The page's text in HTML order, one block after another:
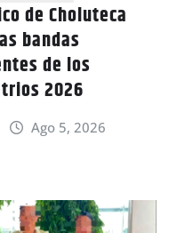
de Choluteca
bandas
de los
2026
Ago 5, 2026